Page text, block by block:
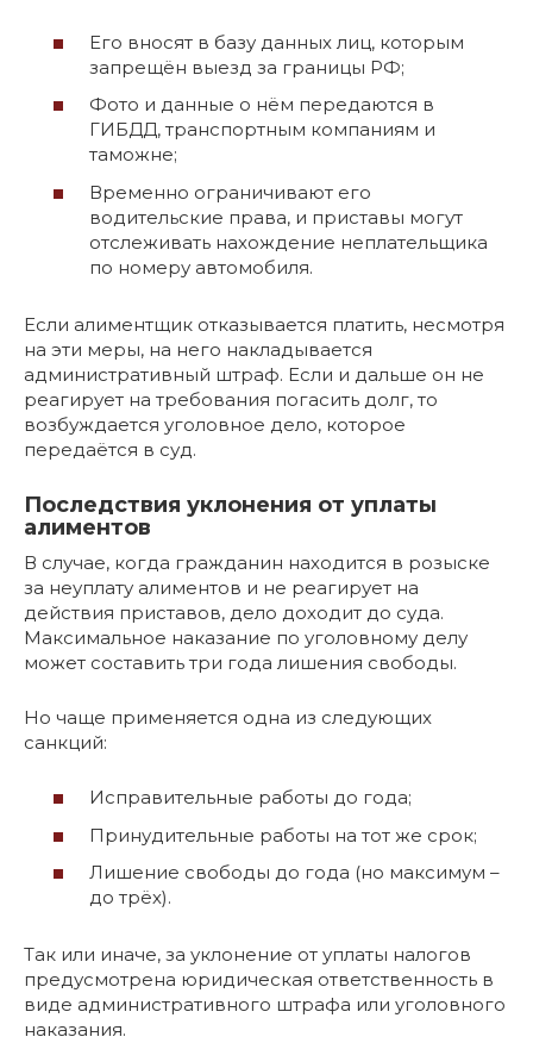
Его вносят в базу данных лиц, которым
запрещён выезд за границы РФ;
Фото и данные о нём передаются в
ГИБДД, транспортным компаниям и
таможне;
Временно ограничивают его
водительские права, и приставы могут
отслеживать нахождение неплательщика
по номеру автомобиля.
Если алиментщик отказывается платить, несмотря
на эти меры, на него накладывается
административный штраф. Если и дальше он не
реагирует на требования погасить долг, то
возбуждается уголовное дело, которое
передаётся в суд.
Последствия уклонения от уплаты
алиментов
В случае, когда гражданин находится в розыске
за неуплату алиментов и не реагирует на
действия приставов, дело доходит до суда.
Максимальное наказание по уголовному делу
может составить три года лишения свободы.
Но чаще применяется одна из следующих
санкций:
Исправительные работы до года;
Принудительные работы на тот же срок;
Лишение свободы до года (но максимум –
до трёх).
Так или иначе, за уклонение от уплаты налогов
предусмотрена юридическая ответственность в
виде административного штрафа или уголовного
наказания.